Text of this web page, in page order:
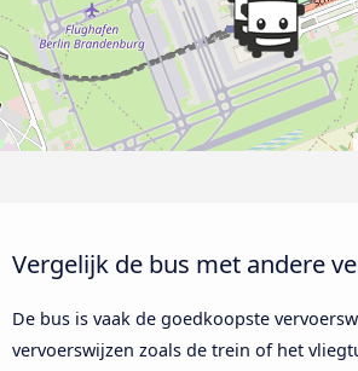
Vergelijk de bus met andere
De bus is vaak de goedkoopste
vervoerswijzen zoals de trein of het